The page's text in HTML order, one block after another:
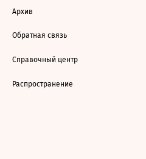
Архив
Обратная связь
Справочный центр
Распространение